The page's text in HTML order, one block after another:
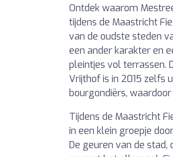
Ontdek waarom
tijdens de Maastricht
van de oudste steden
een ander karakter en
pleintjes vol terrassen.
Vrijthof is in 2015 zelfs
bourgondiërs,
Tijdens de Maastricht
in een klein groepje
De geuren van de